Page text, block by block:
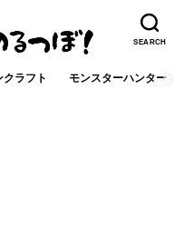
SEARCH
クラフト モンスターハンター